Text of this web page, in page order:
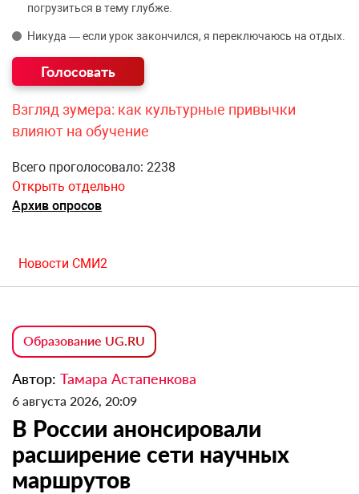
погрузиться в тему глубже.
Никуда — если урок закончился, я переключаюсь на отдых.
Взгляд зумера: как культурные привычки
влияют на обучение
Всего проголосовало: 2238
Открыть отдельно
Архив опросов
Новости СМИ2
Образование UG.RU
Автор: Тамара Астапенкова
6 августа 2026, 20:09
В России анонсировали
расширение сети научных
маршрутов